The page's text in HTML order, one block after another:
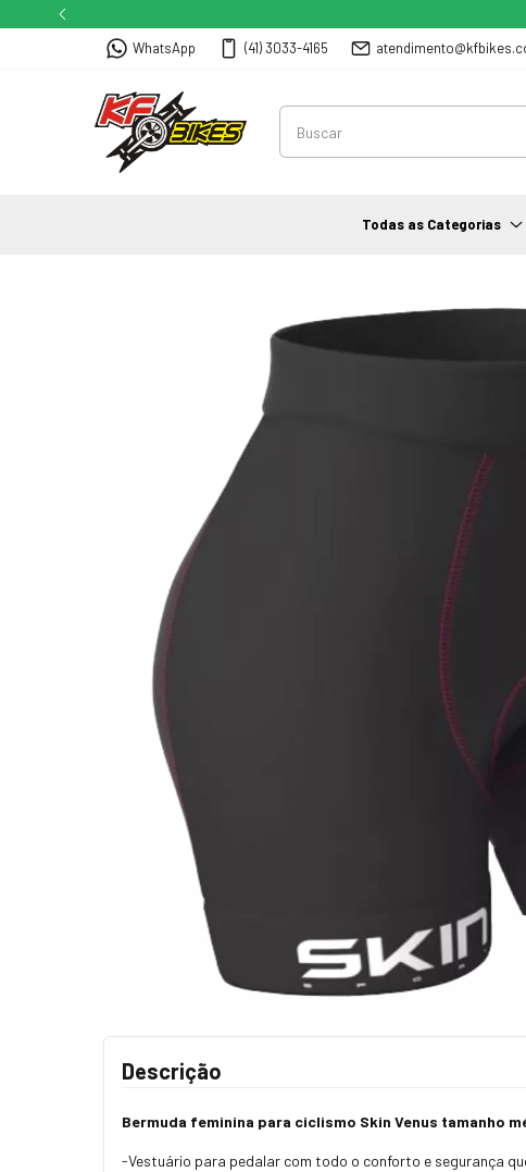
WhatsApp (41) 3033-4165
Todas as Categorias
Descrição
Bermuda feminina para ciclismo Skin Venus tamanho
-Vestuário para pedalar com todo o conforto e segurança